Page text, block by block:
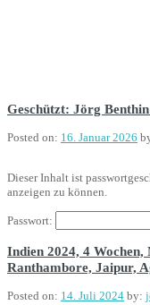
Geschützt: Jörg
Posted on: 16. Januar 2026
Dieser Inhalt ist
anzeigen zu können.
Passwort:
Indien 2024, 4
Ranthambore, Jaipur,
Posted on: 14. Juli 2024 by: